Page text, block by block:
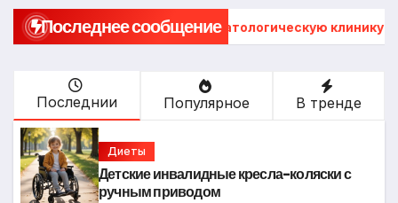
Последнее сообщение
Запись в стоматологическую клинику Выбор гонгов:
Последнии Популярное В тренде
Диеты
Детские инвалидные кресла-коляски с
ручным приводом